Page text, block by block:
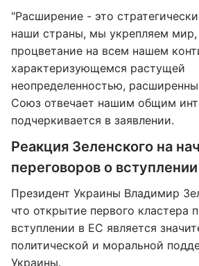
"Расширение - это
наши страны, мы укрепляем мир,
процветание на всем нашем
характеризующемся растущей
неопределенностью,
Союз отвечает нашим общим
подчеркивается в заявлении.
Реакция Зеленского на
переговоров о
Президент Украины Владимир
что открытие первого кластера
вступлении в ЕС является
политической и моральной
Украины.